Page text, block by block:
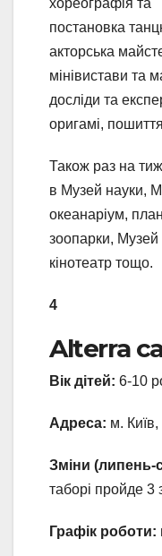
постановка
акторська
мінівистави та
досліди та
оригамі,
Також раз на
в Музей науки,
океанаріум,
зоопарки, Музей
кінотеатр тощо.
4
Alterra
Вік дітей: 6-10
Адреса: м.
Зміни (липень-
таборі пройде 3
Графік роботи: